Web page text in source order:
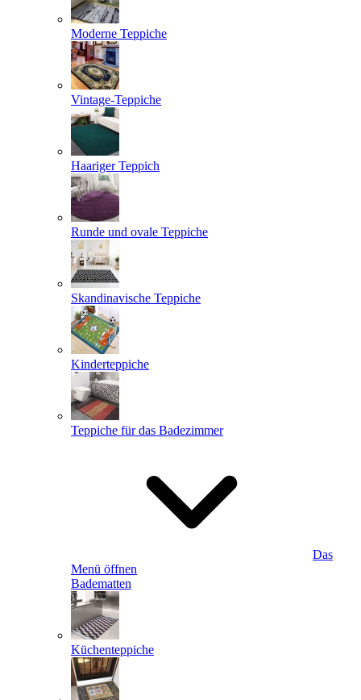
Moderne Teppiche
Vintage-Teppiche
Haariger Teppich
Runde und ovale Teppiche
Skandinavische Teppiche
Kinderteppiche
Teppiche für das Badezimmer
Das
Menü öffnen
Badematten
Küchenteppiche